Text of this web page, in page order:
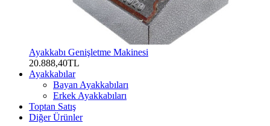
Ayakkabı Genişletme Makinesi
20.888,40TL
Ayakkabılar
Bayan Ayakkabıları
Erkek Ayakkabıları
Toptan Satış
Diğer Ürünler